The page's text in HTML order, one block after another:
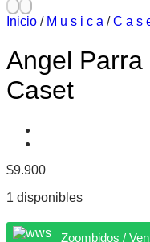
Inicio / M u s i c a / C a s
Angel Parra
Caset
$9.900
1 disponibles
Zoombidos /